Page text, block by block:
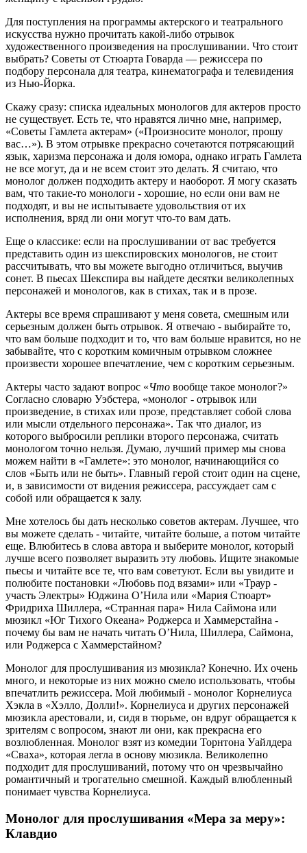
Для поступления на программы актерского и театрального
искусства нужно прочитать какой-либо отрывок
художественного произведения на прослушивании. Что стоит
выбрать? Советы от Стюарта Говарда — режиссера по
подбору персонала для театра, кинематографа и телевидения
из Нью-Йорка.
Скажу сразу: списка идеальных монологов для актеров просто
не существует. Есть те, что нравятся лично мне, например,
«Советы Гамлета актерам» («Произносите монолог, прошу
вас…»). В этом отрывке прекрасно сочетаются потрясающий
язык, харизма персонажа и доля юмора, однако играть Гамлета
не все могут, да и не всем стоит это делать. Я считаю, что
монолог должен подходить актеру и наоборот. Я могу сказать
вам, что такие-то монологи - хорошие, но если они вам не
подходят, и вы не испытываете удовольствия от их
исполнения, вряд ли они могут что-то вам дать.
Еще о классике: если на прослушивании от вас требуется
представить один из шекспировских монологов, не стоит
рассчитывать, что вы можете выгодно отличиться, выучив
сонет. В пьесах Шекспира вы найдете десятки великолепных
персонажей и монологов, как в стихах, так и в прозе.
Актеры все время спрашивают у меня совета, смешным или
серьезным должен быть отрывок. Я отвечаю - выбирайте то,
что вам больше подходит и то, что вам больше нравится, но не
забывайте, что с коротким комичным отрывком сложнее
произвести хорошее впечатление, чем с коротким серьезным.
Актеры часто задают вопрос «Что вообще такое монолог?»
Согласно словарю Уэбстера, «монолог - отрывок или
произведение, в стихах или прозе, представляет собой слова
или мысли отдельного персонажа». Так что диалог, из
которого выбросили реплики второго персонажа, считать
монологом точно нельзя. Думаю, лучший пример мы снова
можем найти в «Гамлете»: это монолог, начинающийся со
слов «Быть или не быть». Главный герой стоит один на сцене,
и, в зависимости от видения режиссера, рассуждает сам с
собой или обращается к залу.
Мне хотелось бы дать несколько советов актерам. Лучшее, что
вы можете сделать - читайте, читайте больше, а потом читайте
еще. Влюбитесь в слова автора и выберите монолог, который
лучше всего позволяет выразить эту любовь. Ищите знакомые
пьесы и читайте все те, что вам советуют. Если вы увидите и
полюбите постановки «Любовь под вязами» или «Траур -
участь Электры» Юджина О’Нила или «Мария Стюарт»
Фридриха Шиллера, «Странная пара» Нила Саймона или
мюзикл «Юг Тихого Океана» Роджерса и Хаммерстайна -
почему бы вам не начать читать О’Нила, Шиллера, Саймона,
или Роджерса с Хаммерстайном?
Монолог для прослушивания из мюзикла? Конечно. Их очень
много, и некоторые из них можно смело использовать, чтобы
впечатлить режиссера. Мой любимый - монолог Корнелиуса
Хэкла в «Хэлло, Долли!». Корнелиуса и других персонажей
мюзикла арестовали, и, сидя в тюрьме, он вдруг обращается к
зрителям с вопросом, знают ли они, как прекрасна его
возлюбленная. Монолог взят из комедии Торнтона Уайлдера
«Сваха», которая легла в основу мюзикла. Великолепно
подходит для прослушиваний, потому что он чрезвычайно
романтичный и трогательно смешной. Каждый влюбленный
понимает чувства Корнелиуса.
Монолог для прослушивания «Мера за меру»:
Клавдио